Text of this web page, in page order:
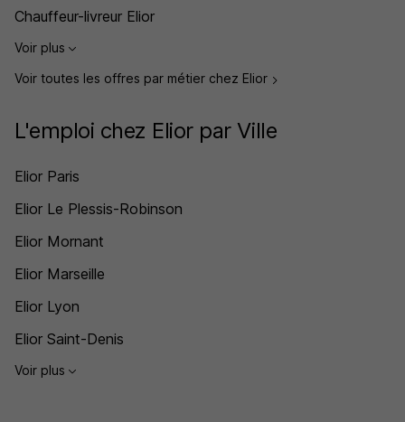
Chauffeur-livreur Elior
Voir plus
Voir toutes les offres par métier chez Elior
L'emploi chez Elior par Ville
Elior Paris
Elior Le Plessis-Robinson
Elior Mornant
Elior Marseille
Elior Lyon
Elior Saint-Denis
Voir plus